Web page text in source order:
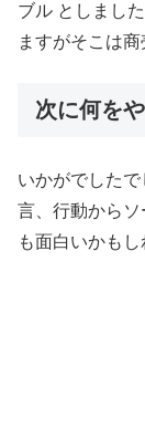
ブル としまし
ますがそこは
次に何を
いかがでした
言、行動から
も面白いかもし